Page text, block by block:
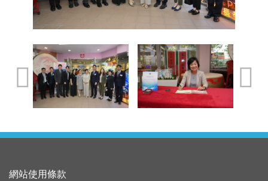
網站使用條款